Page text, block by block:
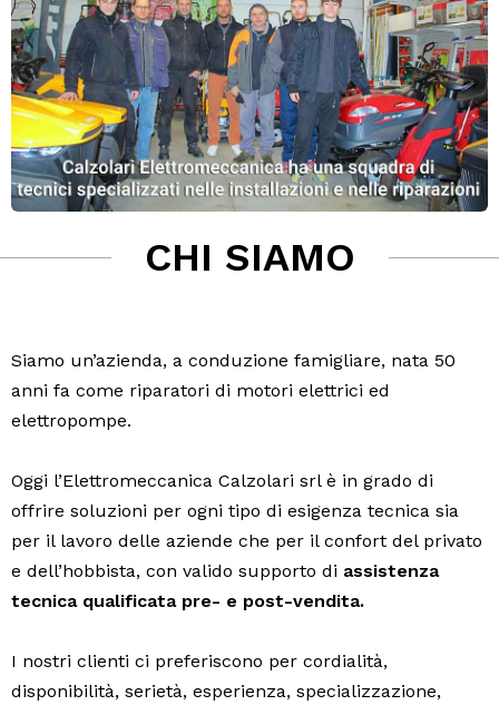
CHI SIAMO
Siamo un’azienda, a conduzione famigliare, nata 50
anni fa come riparatori di motori elettrici ed
elettropompe.
Oggi l’Elettromeccanica Calzolari srl è in grado di
offrire soluzioni per ogni tipo di esigenza tecnica sia
per il lavoro delle aziende che per il confort del privato
e dell’hobbista, con valido supporto di assistenza
tecnica qualificata pre- e post-vendita.
I nostri clienti ci preferiscono per cordialità,
disponibilità, serietà, esperienza, specializzazione,